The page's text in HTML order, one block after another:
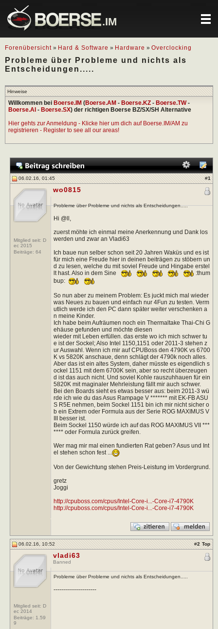
.IM
Forenübersicht » Hard & Software » Hardware » Overclocking
Probleme über Probleme und nichts als
Entscheidungen.....
Hinweise
Willkommen bei Boerse.IM (Boerse.AM - Boerse.KZ - Boerse.TW-
Boerse.AI - Boerse.SX) der richtigen Boerse BZ/SX/SH Alternative
Hier gehts zur Anmeldung - Klicke hier um dich auf Boerse.IM/AM zu
registrieren - Register to see all our areas!
06.02.16, 01:45 #1
Mitglied seit: D
ec 2015
Beiträge: 64
wo0815
Probleme über Probleme und nichts als Entscheidungen.....
Hi @ll,
zuerst möhte ich einmal meine Anerkennung und Dank los
werden und zwar an Vladi63
Ich baue nun selber schon seit 20 Jahren Waküs und es ist
für mich eine Freude hier in deinen beiträgen zu stöbern un
d zu lesen, welche du mit soviel Freude und Hingabe erstel
lt hast. Also in dem Sine
:thum
bup:
So nun aber zu meinem Problem: Es juckt mich mal wieder
was Neues zu bauen und einfach nur 4Fun zu testen. Verm
utlich werde ich den PC dann später weiter verschenken a
n meine Kinder.
Ich habe beim Aufräumen noch ein Thermaltake Thai-Chi G
ehäuse gefunden und möchte diesen
wieder mit Leben erfüllen. das erste wo ich mich schwer tu
e ist der Sockel; Also Intel 1150,1151 oder 2011-3 stehen z
ur Auswahl. Wenn ich mir auf CPUBoss den 4790K vs 6700
K vs 5820K anschaue, denn schlägt der 4790k noch alles.
Aber das ist ein altes System, daher müsste es eigendlich s
ockel 1151 mit dem 6700K sein, aber so recht überzeugen
d ist das auch nicht. Und soviel Kohle rauszuhhauen für ein
5820K mit maginaler Mehrleistung fällt mir auch schwer.
Bei den Boards sieht es etwas besser aus: beim 2011-3 wü
rde ich wie du das Asus Rampage V ******* mit EK-FB ASU
S R5E nehmen, beim Sockel 1151 bin ich mir nicht sicher o
b ein Extrem oder Formula aus der Serie ROG MAXIMUS V
III besser ist.
Beim Sockel 1150 würde ich auf das ROG MAXIMUS VII ***
**** oder Formula zurück greifen.
Wer mag mir mal einen fundierten Rat geben? Asus und Int
el stehen schon fest ...
Von der Gewichtung stehen Preis-Leistung im Vordergrund.
gretz
Joggi
http://cpuboss.com/cpus/Intel-Core-i...-Core-i7-4790K
http://cpuboss.com/cpus/Intel-Core-i...-Core-i7-4790K
06.02.16, 10:52 #2 Top
Mitglied seit: D
ec 2014
Beiträge: 1.59
9
vladi63
Banned
Probleme über Probleme und nichts als Entscheidungen.....
----------------------